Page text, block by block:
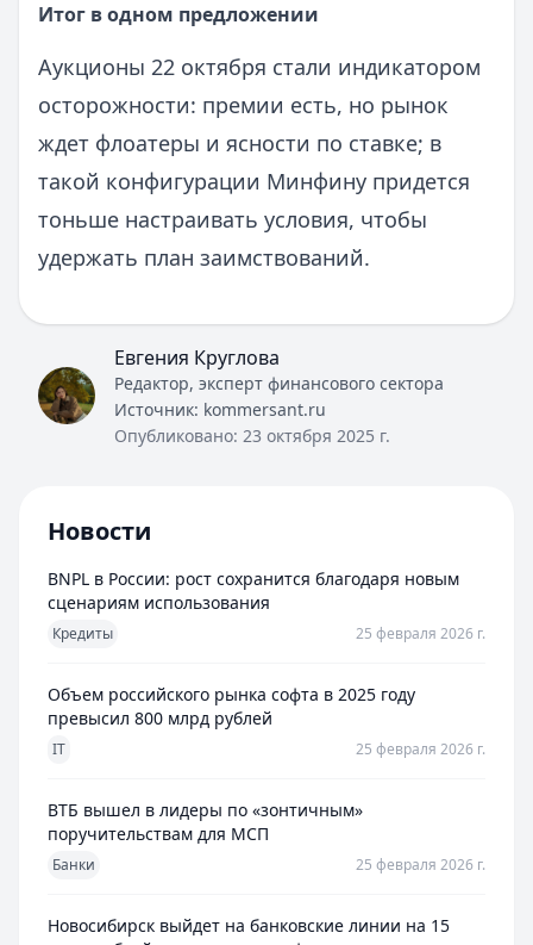
Итог в одном предложении
Аукционы 22 октября стали индикатором
осторожности: премии есть, но рынок
ждет флоатеры и ясности по ставке; в
такой конфигурации Минфину придется
тоньше настраивать условия, чтобы
удержать план заимствований.
Евгения Круглова
Редактор, эксперт финансового сектора
Источник: kommersant.ru
Опубликовано: 23 октября 2025 г.
Новости
BNPL в России: рост сохранится благодаря новым
сценариям использования
Кредиты 25 февраля 2026 г.
Объем российского рынка софта в 2025 году
превысил 800 млрд рублей
IT 25 февраля 2026 г.
ВТБ вышел в лидеры по «зонтичным»
поручительствам для МСП
Банки 25 февраля 2026 г.
Новосибирск выйдет на банковские линии на 15